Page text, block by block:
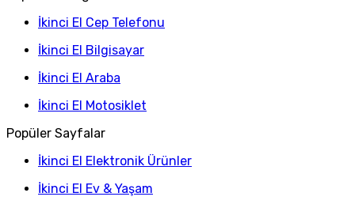
İkinci El Cep Telefonu
İkinci El Bilgisayar
İkinci El Araba
İkinci El Motosiklet
Popüler Sayfalar
İkinci El Elektronik Ürünler
İkinci El Ev & Yaşam